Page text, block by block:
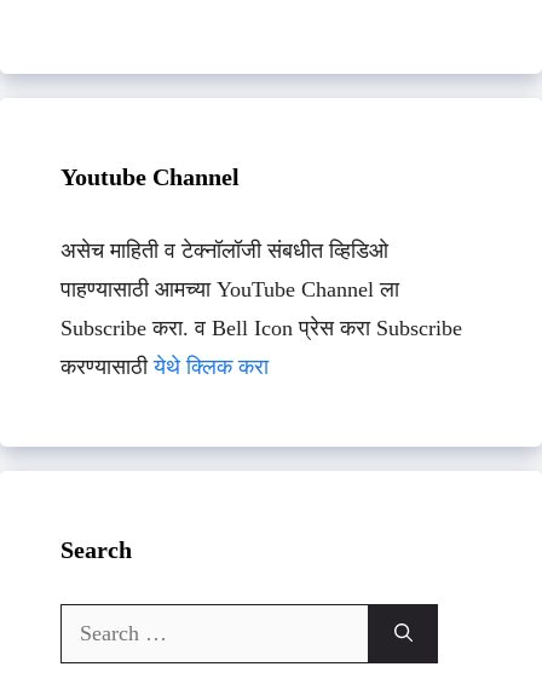
Youtube Channel
असेच माहिती व टेक्नॉलॉजी संबधीत व्हिडिओ
पाहण्यासाठी आमच्या YouTube Channel ला
Subscribe करा. व Bell Icon प्रेस करा Subscribe
करण्यासाठीयेथे क्लिक करा
Search
Search
for: